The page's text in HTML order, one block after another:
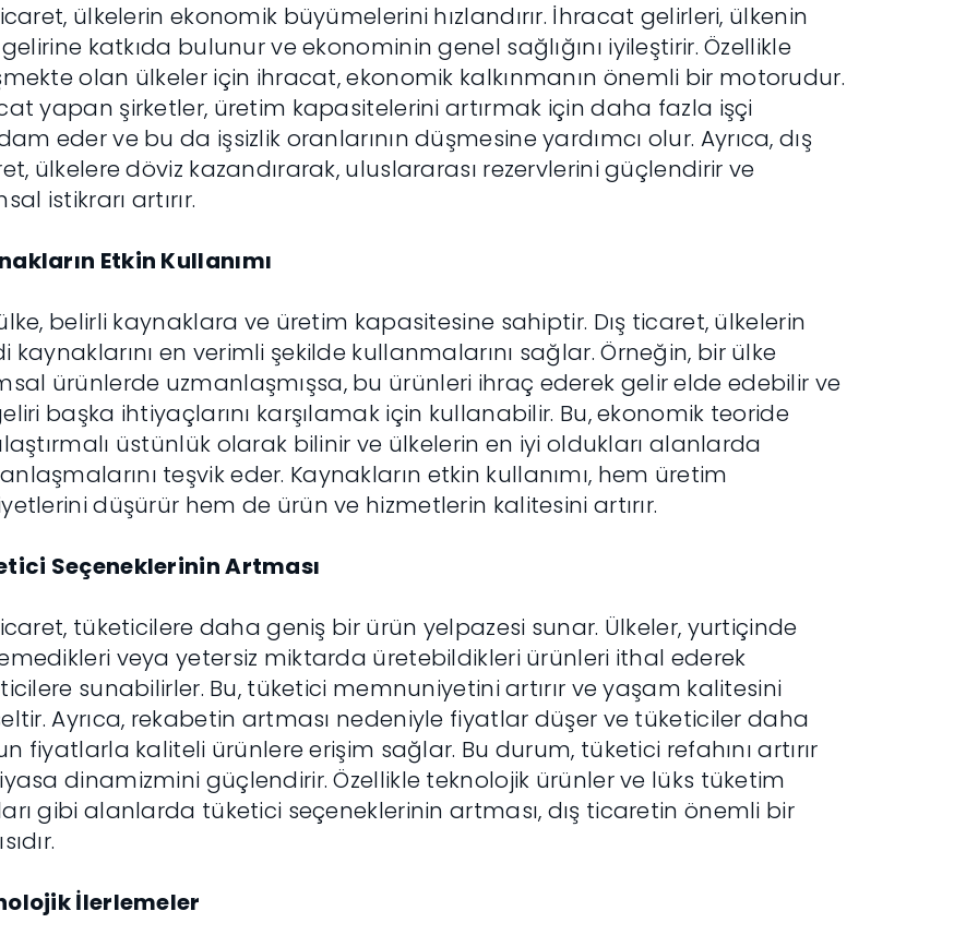
ülkelerin ekonomik büyümelerini hızlandırır. İhracat gelirleri, ülkenin
katkıda bulunur ve ekonominin genel sağlığını iyileştirir. Özellikle
olan ülkeler için ihracat, ekonomik kalkınmanın önemli bir motorudur.
yapan şirketler, üretim kapasitelerini artırmak için daha fazla işçi
eder ve bu da işsizlik oranlarının düşmesine yardımcı olur. Ayrıca, dış
ülkelere döviz kazandırarak, uluslararası rezervlerini güçlendirir ve
istikrarı artırır.
Etkin Kullanımı
belirli kaynaklara ve üretim kapasitesine sahiptir. Dış ticaret, ülkelerin
kaynaklarını en verimli şekilde kullanmalarını sağlar. Örneğin, bir ülke
ürünlerde uzmanlaşmışsa, bu ürünleri ihraç ederek gelir elde edebilir ve
başka ihtiyaçlarını karşılamak için kullanabilir. Bu, ekonomik teoride
üstünlük olarak bilinir ve ülkelerin en iyi oldukları alanlarda
teşvik eder. Kaynakların etkin kullanımı, hem üretim
düşürür hem de ürün ve hizmetlerin kalitesini artırır.
Seçeneklerinin Artması
tüketicilere daha geniş bir ürün yelpazesi sunar. Ülkeler, yurtiçinde
veya yetersiz miktarda üretebildikleri ürünleri ithal ederek
sunabilirler. Bu, tüketici memnuniyetini artırır ve yaşam kalitesini
Ayrıca, rekabetin artması nedeniyle fiyatlar düşer ve tüketiciler daha
fiyatlarla kaliteli ürünlere erişim sağlar. Bu durum, tüketici refahını artırır
dinamizmini güçlendirir. Özellikle teknolojik ürünler ve lüks tüketim
gibi alanlarda tüketici seçeneklerinin artması, dış ticaretin önemli bir
İlerlemeler